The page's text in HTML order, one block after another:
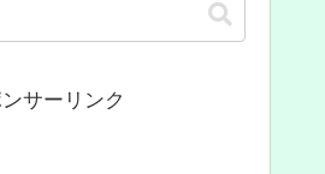
サーリンク